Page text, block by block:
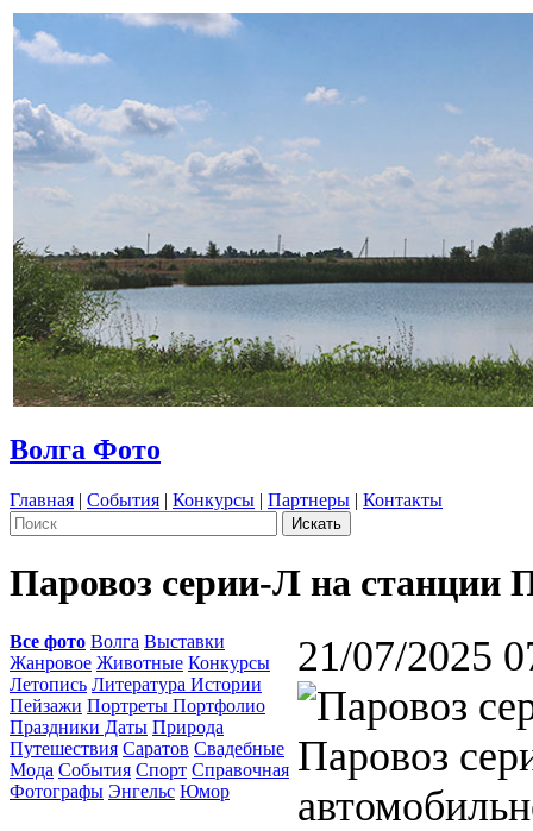
Волга Фото
Главная | События | Конкурсы | Партнеры | Контакты
Паровоз серии-Л на станции
Все фото Волга Выставки
Жанровое Животные Конкурсы
Летопись Литература Истории
Пейзажи Портреты Портфолио
Праздники Даты Природа
Путешествия Саратов Свадебные
Мода События Спорт Справочная
Фотографы Энгельс Юмор
21/07/2025
Паровоз